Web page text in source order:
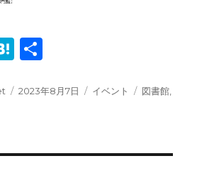
H
e
投
2023年8月7日
カ
イベント
タ
図書館